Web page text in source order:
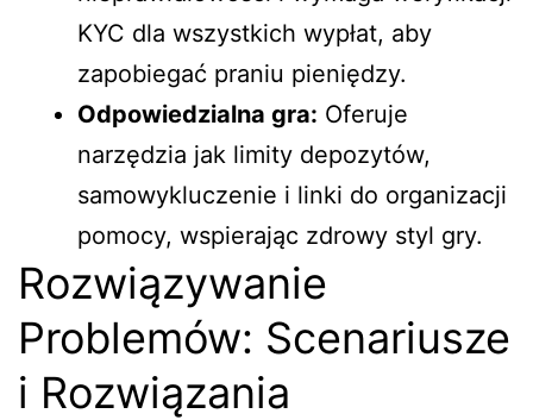
KYC dla wszystkich wypłat, aby
zapobiegać praniu pieniędzy.
Odpowiedzialna gra: Oferuje
narzędzia jak limity depozytów,
samowykluczenie i linki do organizacji
pomocy, wspierając zdrowy styl gry.
Rozwiązywanie
Problemów: Scenariusze
i Rozwiązania